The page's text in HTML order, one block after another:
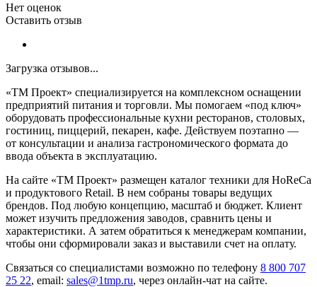
Нет оценок
Оставить отзыв
Загрузка отзывов...
«ТМ Проект» специализируется на комплексном оснащении
предприятий питания и торговли. Мы помогаем «под ключ»
оборудовать профессиональные кухни ресторанов, столовых,
гостиниц, пиццерий, пекарен, кафе. Действуем поэтапно —
от консультации и анализа гастрономического формата до
ввода объекта в эксплуатацию.
На сайте «ТМ Проект» размещен каталог техники для HoReCa
и продуктового Retail. В нем собраны товары ведущих
брендов. Под любую концепцию, масштаб и бюджет. Клиент
может изучить предложения заводов, сравнить цены и
характеристики. А затем обратиться к менеджерам компании,
чтобы они сформировали заказ и выставили счет на оплату.
Связаться со специалистами возможно по телефону 8 800 707
25 22, email: sales@1tmp.ru, через онлайн-чат на сайте.